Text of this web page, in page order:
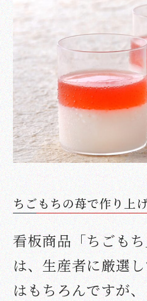
ちごもちの苺で作り上
看板商品「ちごも
は、生産者に厳選
はもちろんですが